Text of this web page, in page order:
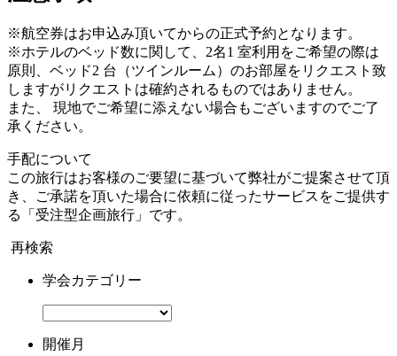
※航空券はお申込み頂いてからの正式予約となります。
※ホテルのベッド数に関して、2名1 室利用をご希望の際は
原則、ベッド2 台（ツインルーム）のお部屋をリクエスト致
しますがリクエストは確約されるものではありません。
また、 現地でご希望に添えない場合もございますのでご了
承ください。
手配について
この旅行はお客様のご要望に基づいて弊社がご提案させて頂
き、ご承諾を頂いた場合に依頼に従ったサービスをご提供す
る「受注型企画旅行」です。
再検索
学会カテゴリー
開催月